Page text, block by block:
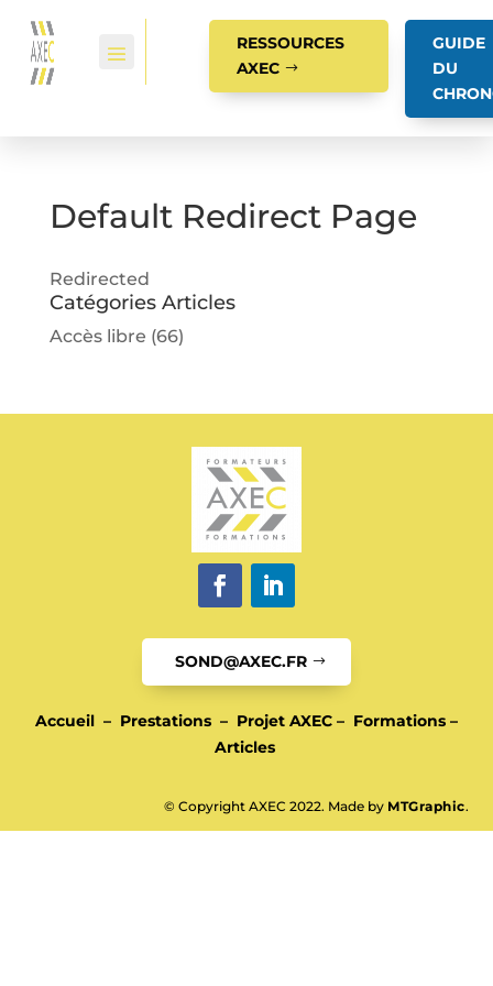
RESSOURCES
AXEC
GUIDE
DU
Default Redirect Page
Redirected
Catégories Articles
Accès libre (66)
SOND@AXEC.FR
Accueil – Prestations – Projet AXEC – Formations –
Articles
© Copyright AXEC 2022. Made by MTGraphic.